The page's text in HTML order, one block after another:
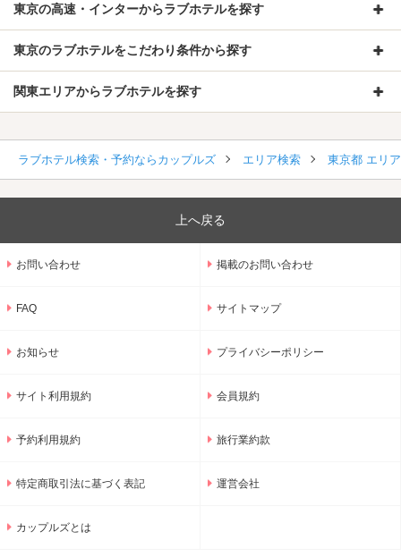
東京の高速・インターからラブホテルを探す
東京のラブホテルをこだわり条件から探す
関東エリアからラブホテルを探す
ラブホテル検索・予約ならカップルズ エリア検索 東京都 エリ
上へ戻る
お問い合わせ 掲載のお問い合わせ
FAQ サイトマップ
お知らせ プライバシーポリシー
サイト利用規約 会員規約
予約利用規約 旅行業約款
特定商取引法に基づく表記 運営会社
カップルズとは